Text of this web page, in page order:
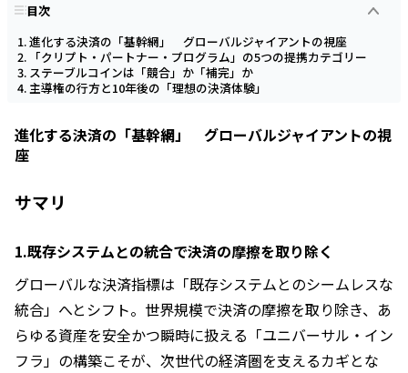
目次
進化する決済の「基幹網」 グローバルジャイアントの視座
「クリプト・パートナー・プログラム」の5つの提携カテゴリー
ステーブルコインは「競合」か「補完」か
主導権の行方と10年後の「理想の決済体験」
進化する決済の「基幹網」 グローバルジャイアントの視
座
サマリ
1.既存システムとの統合で決済の摩擦を取り除く
グローバルな決済指標は「既存システムとのシームレスな
統合」へとシフト。世界規模で決済の摩擦を取り除き、あ
らゆる資産を安全かつ瞬時に扱える「ユニバーサル・イン
フラ」の構築こそが、次世代の経済圏を支えるカギとな